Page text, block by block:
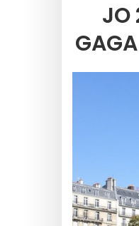
JO